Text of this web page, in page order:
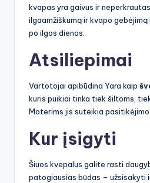
kvapas yra gaivus ir
ilgaamžiškumą ir kvapo
po ilgos dienos.
Atsiliepimai
Vartotojai apibūdina Yara kaip
kuris puikiai tinka tiek šiltoms,
Moterims jis suteikia
Kur įsigyti
Šiuos kvepalus galite rasti
patogiausias būdas – užsisakyti